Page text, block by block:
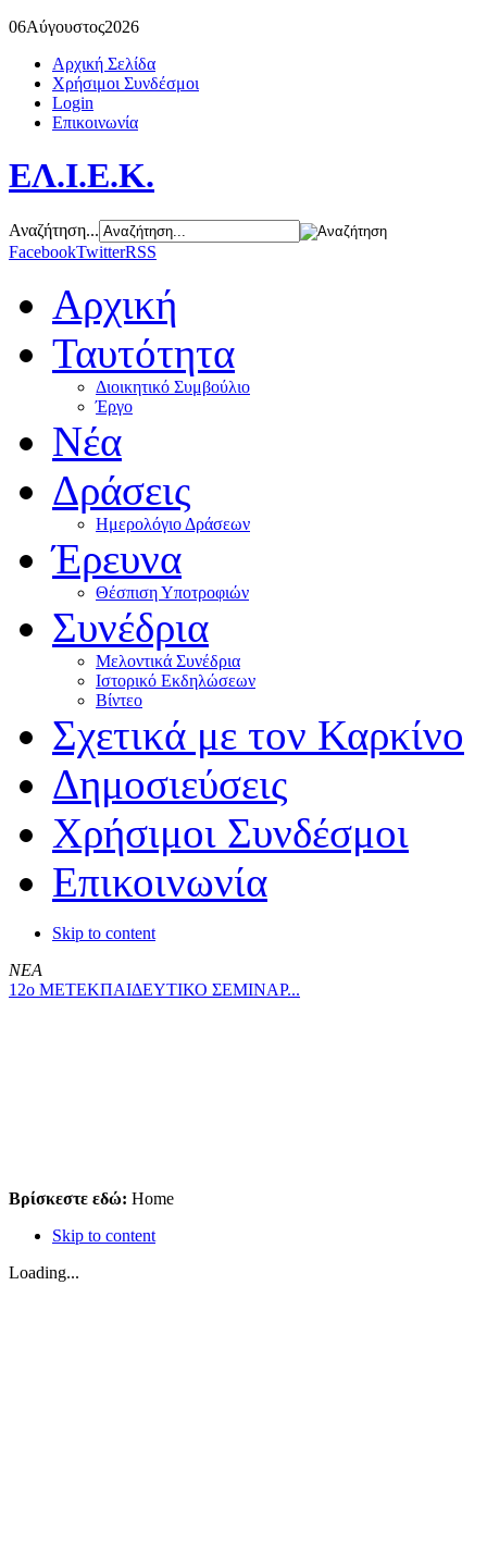
06Αύγουστος2026
Αρχική Σελίδα
Χρήσιμοι Συνδέσμοι
Login
Επικοινωνία
ΕΛ.Ι.Ε.Κ.
Αναζήτηση...
FacebookTwitterRSS
Αρχική
Ταυτότητα
Διοικητικό Συμβούλιο
Έργο
Νέα
Δράσεις
Ημερολόγιο Δράσεων
Έρευνα
Θέσπιση Υποτροφιών
Συνέδρια
Μελοντικά Συνέδρια
Ιστορικό Εκδηλώσεων
Βίντεο
Σχετικά με τον Καρκίνο
Δημοσιεύσεις
Χρήσιμοι Συνδέσμοι
Επικοινωνία
Skip to content
ΝΕΑ
12ο ΜΕΤΕΚΠΑΙΔΕΥΤΙΚΟ ΣΕΜΙΝΑΡ...
Βρίσκεστε εδώ: Home
Skip to content
Loading...